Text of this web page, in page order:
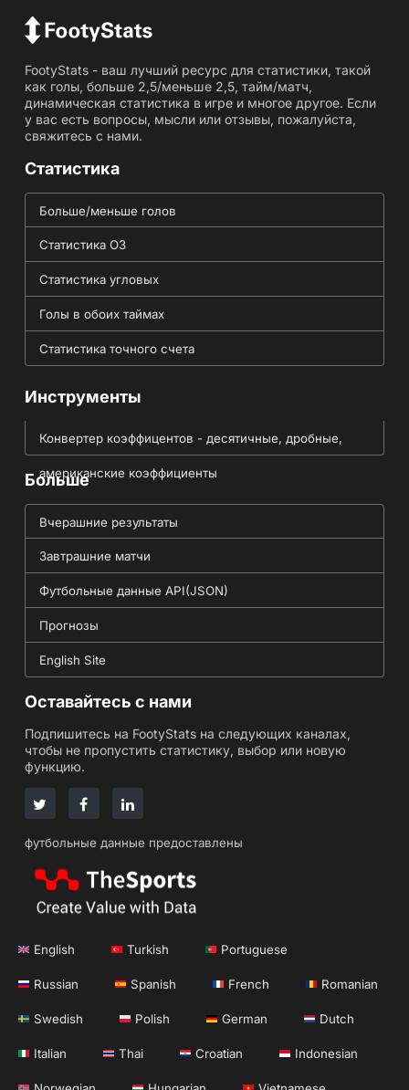
FootyStats - ваш лучший ресурс для статистики, такой
как голы, больше 2,5/меньше 2,5, тайм/матч,
динамическая статистика в игре и многое другое. Если
у вас есть вопросы, мысли или отзывы, пожалуйста,
свяжитесь с нами.
Статистика
Больше/меньше голов
Статистика ОЗ
Статистика угловых
Голы в обоих таймах
Статистика точного счета
Инструменты
Конвертер коэффицентов - десятичные, дробные,
американские коэффициенты
Больше
Вчерашние результаты
Завтрашние матчи
Футбольные данные API(JSON)
Прогнозы
English Site
Оставайтесь с нами
Подпишитесь на FootyStats на следующих каналах,
чтобы не пропустить статистику, выбор или новую
функцию.
футбольные данные предоставлены
English Turkish Portuguese
Russian Spanish French Romanian
Swedish Polish German Dutch
Italian Thai Croatian Indonesian